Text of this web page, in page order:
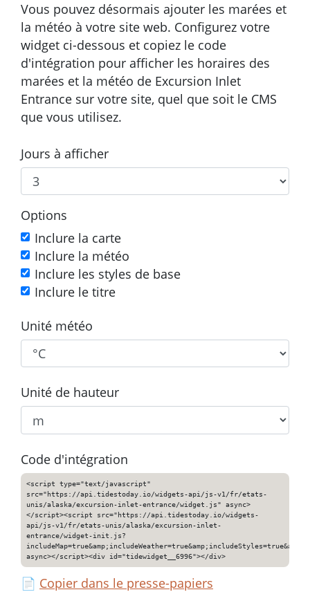
Vous pouvez désormais ajouter les marées et
la météo à votre site web. Configurez votre
widget ci-dessous et copiez le code
d'intégration pour afficher les horaires des
marées et la météo de Excursion Inlet
Entrance sur votre site, quel que soit le CMS
que vous utilisez.
Jours à afficher
Options
Inclure la carte
Inclure la météo
Inclure les styles de base
Inclure le titre
Unité météo
Unité de hauteur
Code d'intégration
<script type="text/javascript"
src="https://api.tidestoday.io/widgets-api/js-v1/fr/etats-
unis/alaska/excursion-inlet-entrance/widget.js" async>
</script><script src="https://api.tidestoday.io/widgets-
api/js-v1/fr/etats-unis/alaska/excursion-inlet-
entrance/widget-init.js?
async></script><div id="tidewidget__6996"></div>
📄 Copier dans le presse-papiers